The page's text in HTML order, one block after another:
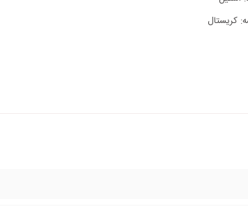
کریستال